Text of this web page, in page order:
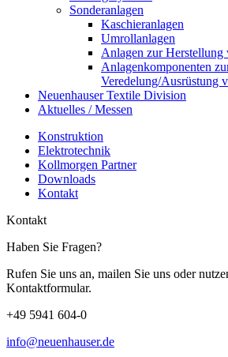
Sonderanlagen
Kaschieranlagen
Umrollanlagen
Anlagen zur Herstellung
Anlagenkomponenten
Veredelung/Ausrüstung
Neuenhauser Textile Division
Aktuelles / Messen
Konstruktion
Elektrotechnik
Kollmorgen Partner
Downloads
Kontakt
Kontakt
Haben Sie Fragen?
Rufen Sie uns an, mailen Sie uns oder
Kontaktformular.
+49 5941 604-0
info@neuenhauser.de